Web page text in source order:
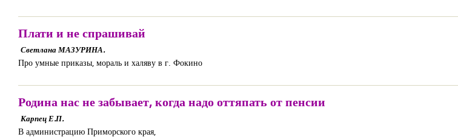
Плати и не спрашивай
Светлана МАЗУРИНА.
Про умные приказы, мораль и халяву в г. Фокино
Родина нас не забывает, когда надо оттяпать от пенсии
Карпец Е.П.
В администрацию Приморского края,